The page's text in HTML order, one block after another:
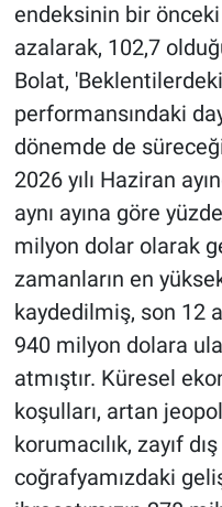
endeksinin bir
azalarak, 102,7
Bolat,
performansındaki
dönemde de
2026 yılı Haziran
aynı ayına göre
milyon dolar olarak
zamanların en
kaydedilmiş, son 12
940 milyon dolara
atmıştır. Küresel
koşulları, artan
korumacılık, zayıf
coğrafyamızdaki